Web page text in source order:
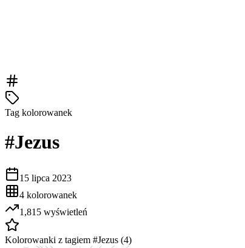
Tag kolorowanek
#Jezus
15 lipca 2023
4 kolorowanek
1,815 wyświetleń
Kolorowanki z tagiem #Jezus (4)